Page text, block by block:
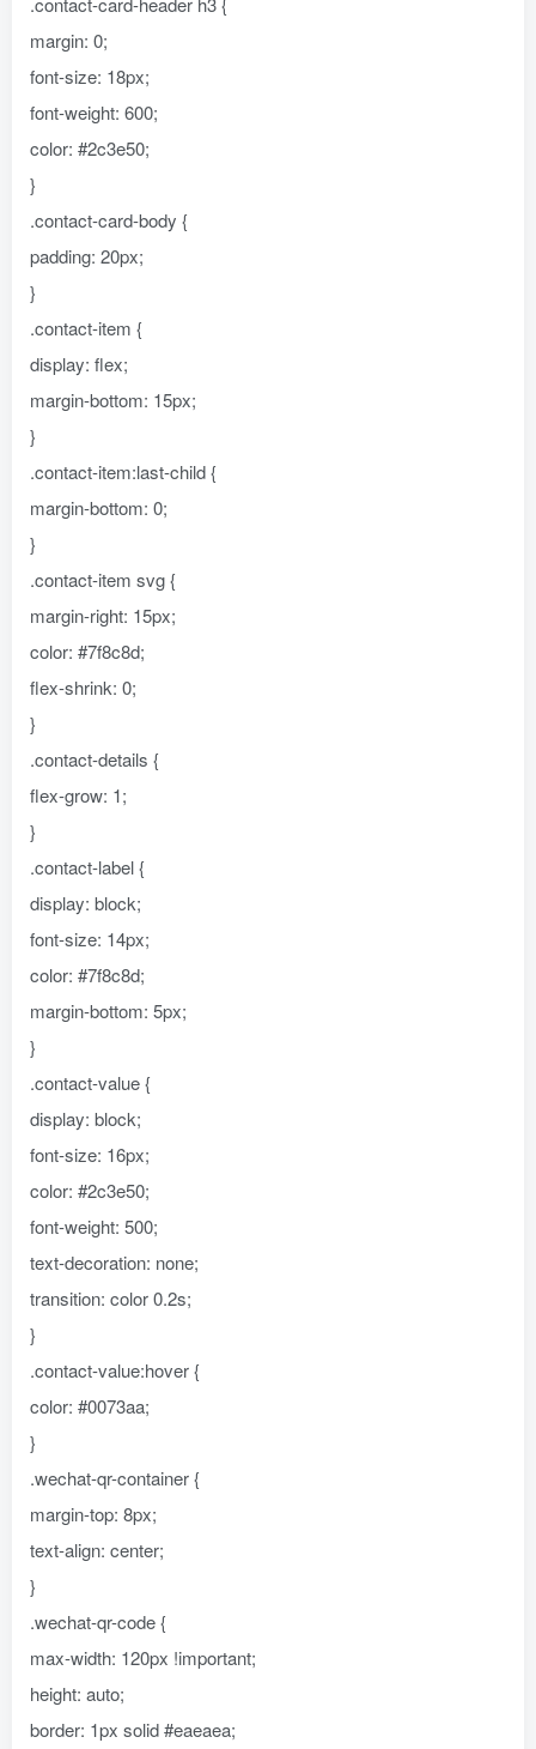
margin: 0;
font-size: 18px;
font-weight: 600;
color: #2c3e50;
}
.contact-card-body {
padding: 20px;
}
.contact-item {
display: flex;
margin-bottom: 15px;
}
.contact-item:last-child {
margin-bottom: 0;
}
.contact-item svg {
margin-right: 15px;
color: #7f8c8d;
flex-shrink: 0;
}
.contact-details {
flex-grow: 1;
}
.contact-label {
display: block;
font-size: 14px;
color: #7f8c8d;
margin-bottom: 5px;
}
.contact-value {
display: block;
font-size: 16px;
color: #2c3e50;
font-weight: 500;
text-decoration: none;
transition: color 0.2s;
}
.contact-value:hover {
color: #0073aa;
}
.wechat-qr-container {
margin-top: 8px;
text-align: center;
}
.wechat-qr-code {
max-width: 120px !important;
height: auto;
border: 1px solid #eaeaea;